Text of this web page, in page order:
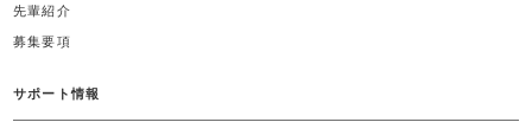
先輩紹介
募集要項
サポート情報